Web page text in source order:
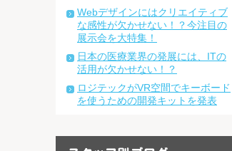
Webデザインにはクリエイティブ
な感性が欠かせない！？今注目の
展示会を大特集！
日本の医療業界の発展には、ITの
活用が欠かせない！？
ロジテックがVR空間でキーボード
を使うための開発キットを発表